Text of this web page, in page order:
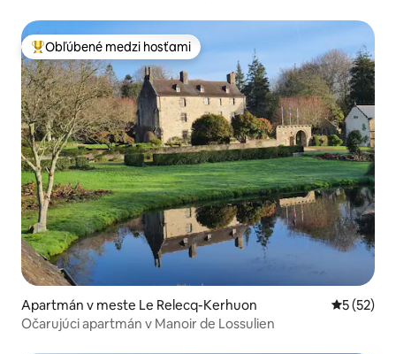
Najobľúbenejšie medzi hosťami
Obľúbené medzi hosťami
Apartmán v meste Le Relecq-Kerhuon
5 (52)
Očarujúci apartmán v Manoir de Lossulien